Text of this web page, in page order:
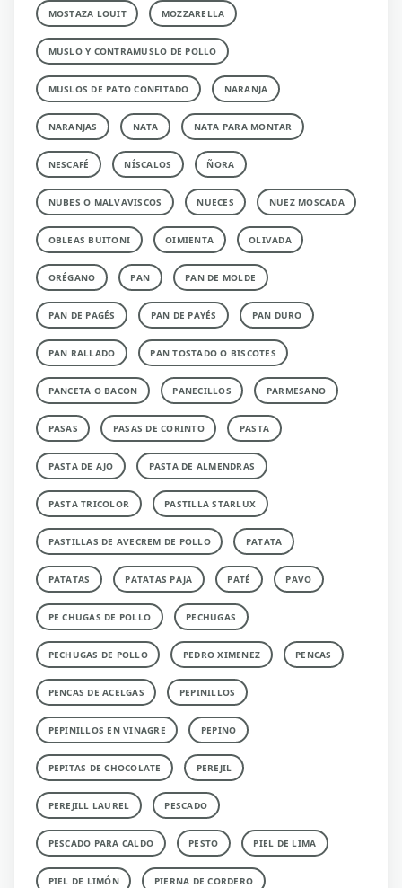
MOSTAZA LOUIT MOZZARELLA
MUSLO Y CONTRAMUSLO DE POLLO
MUSLOS DE PATO CONFITADO NARANJA
NARANJAS NATA NATA PARA MONTAR
NESCAFÉ NÍSCALOS ÑORA
NUBES O MALVAVISCOS NUECES NUEZ MOSCADA
OBLEAS BUITONI OIMIENTA OLIVADA
ORÉGANO PAN PAN DE MOLDE
PAN DE PAGÉS PAN DE PAYÉS PAN DURO
PAN RALLADO PAN TOSTADO O BISCOTES
PANCETA O BACON PANECILLOS PARMESANO
PASAS PASAS DE CORINTO PASTA
PASTA DE AJO PASTA DE ALMENDRAS
PASTA TRICOLOR PASTILLA STARLUX
PASTILLAS DE AVECREM DE POLLO PATATA
PATATAS PATATAS PAJA PATÉ PAVO
PE CHUGAS DE POLLO PECHUGAS
PECHUGAS DE POLLO PEDRO XIMENEZ PENCAS
PENCAS DE ACELGAS PEPINILLOS
PEPINILLOS EN VINAGRE PEPINO
PEPITAS DE CHOCOLATE PEREJIL
PEREJILL LAUREL PESCADO
PESCADO PARA CALDO PESTO PIEL DE LIMA
PIEL DE LIMÓN PIERNA DE CORDERO